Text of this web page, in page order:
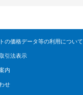
の価格データ等の利用について
引法表示
内
せ